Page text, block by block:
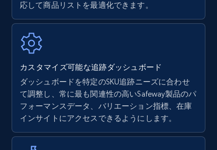
URL, Product name, Product rating, Product
Author name, Asin, and more.
7.4K+
Walmart - products
URL, Final price, Sku, Currency, Gtin,
more.
応して商品リストを最適化できます。
カスタマイズ可能な追跡ダッシュボード
ダッシュボードを特定のSKU追跡ニーズに合わせ
て調整し、常に最も関連性の高いSafeway製品のパ
フォーマンスデータ、バリエーション指標、在庫
インサイトにアクセスできるようにします。